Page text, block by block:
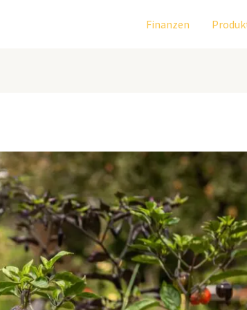
Finanzen